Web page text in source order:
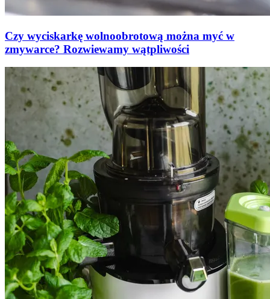
Czy wyciskarkę wolnoobrotową można myć w
zmywarce? Rozwiewamy wątpliwości